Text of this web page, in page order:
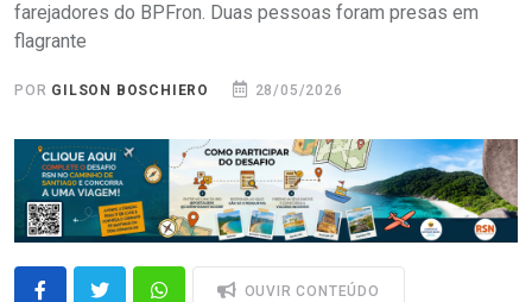
farejadores do BPFron. Duas pessoas foram presas em
flagrante
POR GILSON BOSCHIERO 28/05/2026
OUVIR CONTEÚDO